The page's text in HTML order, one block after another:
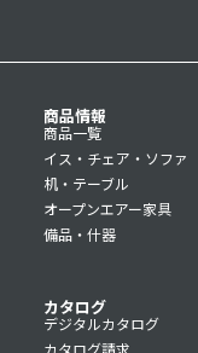
商品情報
商品一覧
イス・チェア・ソファ
机・テーブル
オープンエアー家具
備品・什器
カタログ
デジタルカタログ
カタログ請求